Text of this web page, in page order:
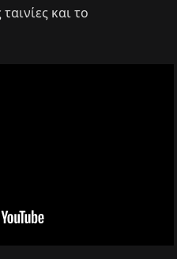
και το